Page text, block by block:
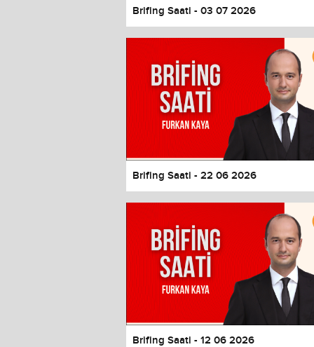
Brifing Saati - 03 07 2026
Brifing Saati - 22 06 2026
Brifing Saati - 12 06 2026